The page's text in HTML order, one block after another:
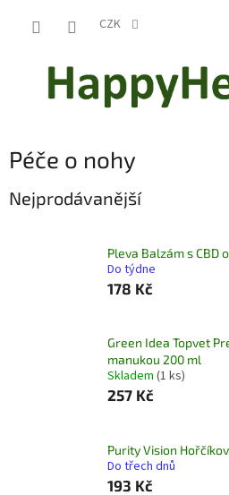
CZK
Péče o nohy
Nejprodávanější
Pleva Balzám s CBD
Do týdne
178 Kč
Green Idea Topvet
manukou 200 ml
Skladem (1 ks)
257 Kč
Purity Vision
Do třech dnů
193 Kč